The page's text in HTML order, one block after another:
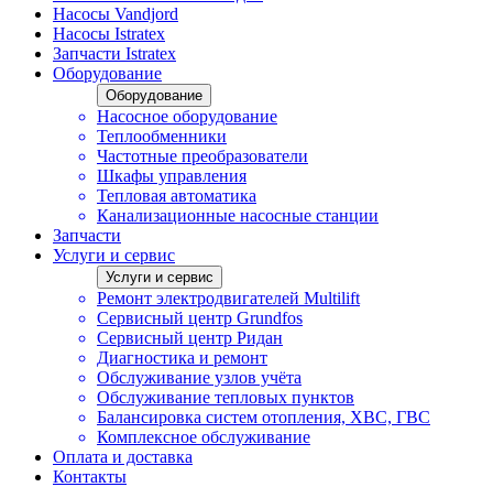
Насосы Vandjord
Насосы Istratex
Запчасти Istratex
Оборудование
Оборудование
Насосное оборудование
Теплообменники
Частотные преобразователи
Шкафы управления
Тепловая автоматика
Канализационные насосные станции
Запчасти
Услуги и сервис
Услуги и сервис
Ремонт электродвигателей Multilift
Сервисный центр Grundfos
Сервисный центр Ридан
Диагностика и ремонт
Обслуживание узлов учёта
Обслуживание тепловых пунктов
Балансировка систем отопления, ХВС, ГВС
Комплексное обслуживание
Оплата и доставка
Контакты